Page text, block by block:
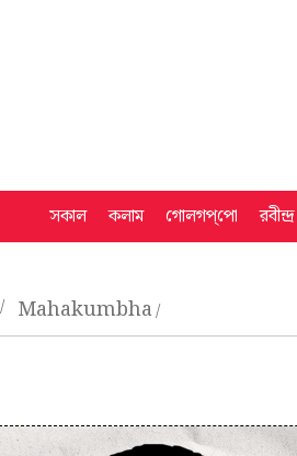
সকাল কলাম গোলগপ্‌পো
Mahakumbha